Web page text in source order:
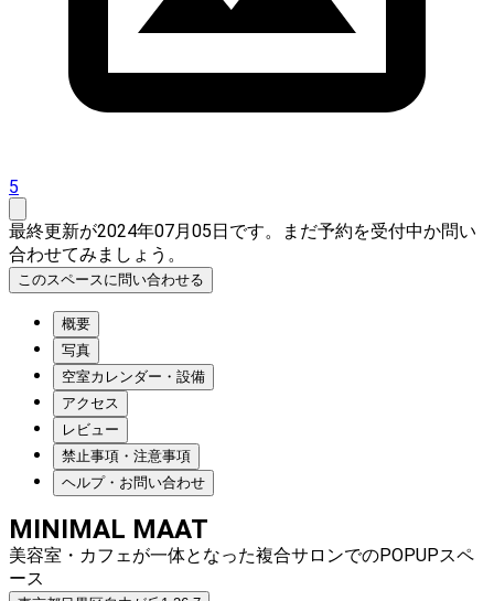
5
最終更新が2024年07月05日です。まだ予約を受付中か問い
合わせてみましょう。
このスペースに問い合わせる
概要
写真
空室カレンダー・設備
アクセス
レビュー
禁止事項・注意事項
ヘルプ・お問い合わせ
MINIMAL MAAT
美容室・カフェが一体となった複合サロンでのPOPUPスペ
ース